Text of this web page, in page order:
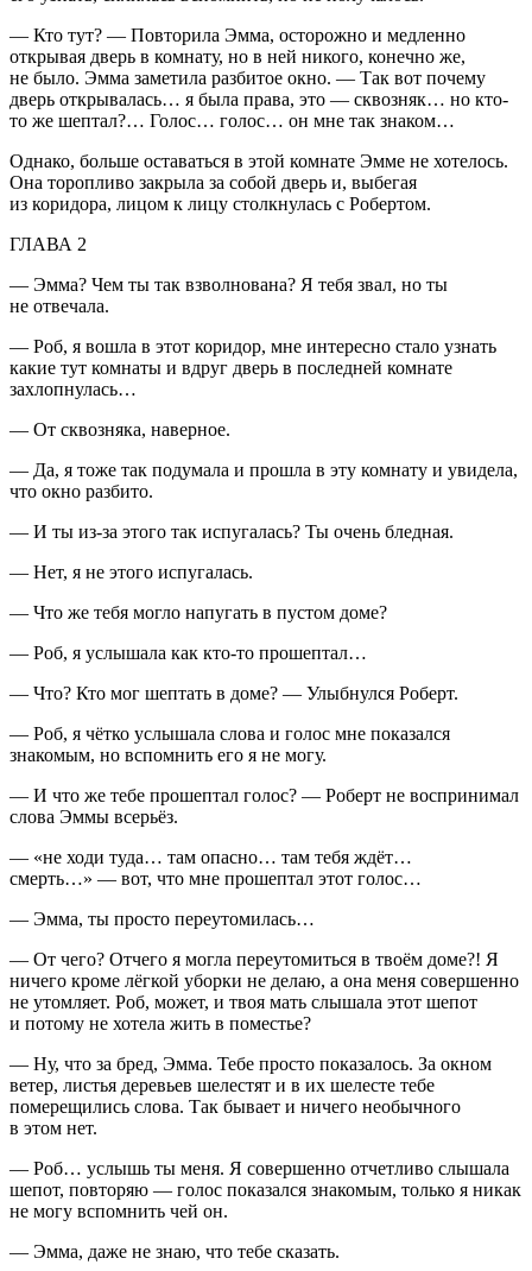
— Кто тут? — Повторила Эмма, осторожно и медленно
открывая дверь в комнату, но в ней никого, конечно же,
не было. Эмма заметила разбитое окно. — Так вот почему
дверь открывалась… я была права, это — сквозняк… но кто-
то же шептал?… Голос… голос… он мне так знаком…
Однако, больше оставаться в этой комнате Эмме не хотелось.
Она торопливо закрыла за собой дверь и, выбегая
из коридора, лицом к лицу столкнулась с Робертом.
ГЛАВА 2
— Эмма? Чем ты так взволнована? Я тебя звал, но ты
не отвечала.
— Роб, я вошла в этот коридор, мне интересно стало узнать
какие тут комнаты и вдруг дверь в последней комнате
захлопнулась…
— От сквозняка, наверное.
— Да, я тоже так подумала и прошла в эту комнату и увидела,
что окно разбито.
— И ты из-за этого так испугалась? Ты очень бледная.
— Нет, я не этого испугалась.
— Что же тебя могло напугать в пустом доме?
— Роб, я услышала как кто-то прошептал…
— Что? Кто мог шептать в доме? — Улыбнулся Роберт.
— Роб, я чётко услышала слова и голос мне показался
знакомым, но вспомнить его я не могу.
— И что же тебе прошептал голос? — Роберт не воспринимал
слова Эммы всерьёз.
— «не ходи туда… там опасно… там тебя ждёт…
смерть…» — вот, что мне прошептал этот голос…
— Эмма, ты просто переутомилась…
— От чего? Отчего я могла переутомиться в твоём доме?! Я
ничего кроме лёгкой уборки не делаю, а она меня совершенно
не утомляет. Роб, может, и твоя мать слышала этот шепот
и потому не хотела жить в поместье?
— Ну, что за бред, Эмма. Тебе просто показалось. За окном
ветер, листья деревьев шелестят и в их шелесте тебе
померещились слова. Так бывает и ничего необычного
в этом нет.
— Роб… услышь ты меня. Я совершенно отчетливо слышала
шепот, повторяю — голос показался знакомым, только я никак
не могу вспомнить чей он.
— Эмма, даже не знаю, что тебе сказать.